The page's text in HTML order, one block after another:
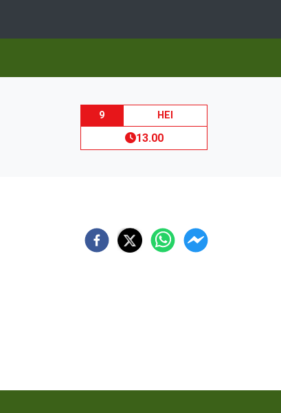
9 HEI
13.00